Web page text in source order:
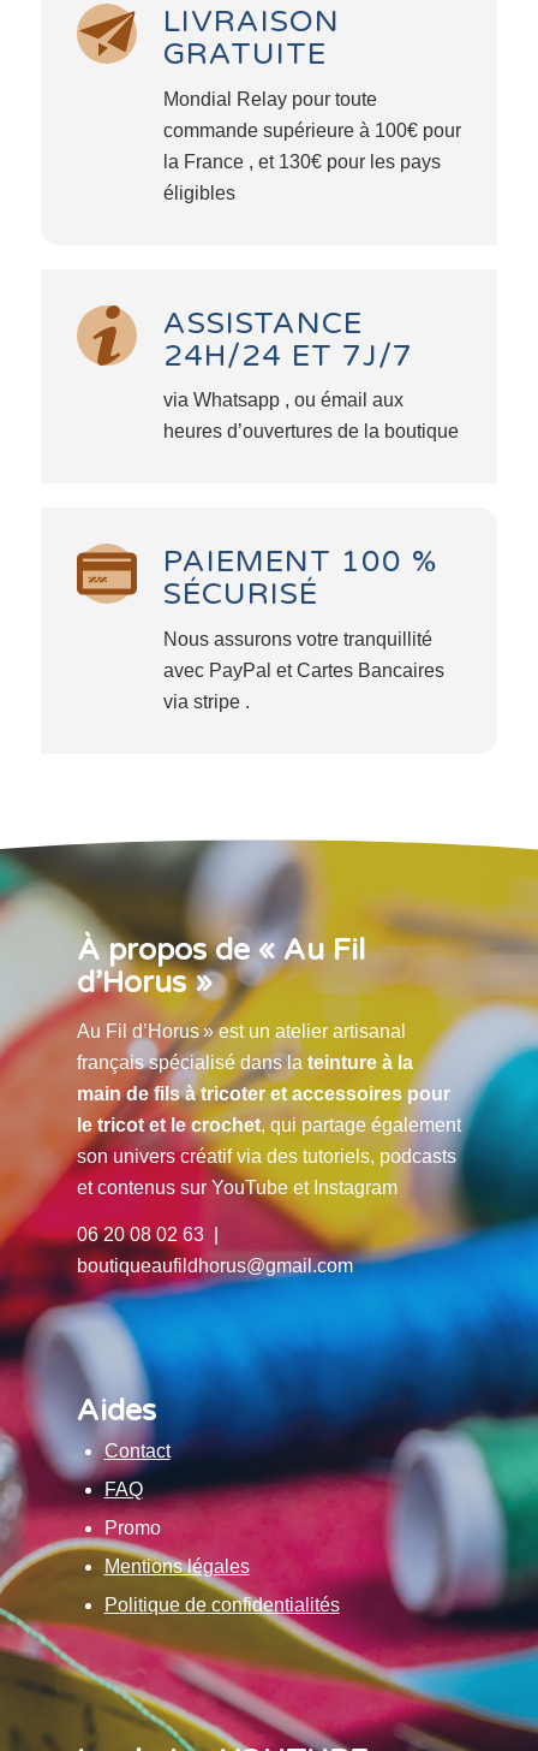
LIVRAISON
GRATUITE
Mondial Relay pour toute
commande supérieure à 100€ pour
la France , et 130€ pour les pays
éligibles
ASSISTANCE
24H/24 ET 7J/7
via Whatsapp , ou émail aux
heures d’ouvertures de la boutique
PAIEMENT 100 %
SÉCURISÉ
Nous assurons votre tranquillité
avec PayPal et Cartes Bancaires
via stripe .
À propos de « Au Fil
d’Horus »
Au Fil d’Horus » est un atelier artisanal
français spécialisé dans la teinture à la
main de fils à tricoter et accessoires pour
le tricot et le crochet, qui partage également
son univers créatif via des tutoriels, podcasts
et contenus sur YouTube et Instagram
06 20 08 02 63 |
boutiqueaufildhorus@gmail.com
Aides
Contact
FAQ
Promo
Mentions légales
Politique de confidentialités